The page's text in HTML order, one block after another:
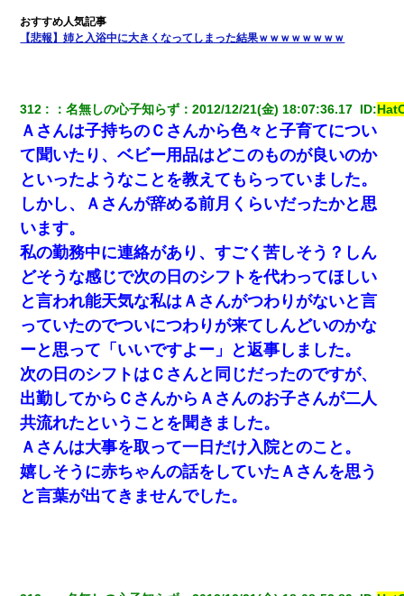
【悲報】姉と入浴中に大きくなってしまった結果ｗｗｗｗｗｗｗｗ
312 ：名無しの心子知らず ：2012/12/21(金) 18:07:36.17 ID:
Ａさんは子持ちのＣさんから色々と子育てについ
て聞いたり、ベビー用品はどこのものが良いのか
といったようなことを教えてもらっていました。
しかし、Ａさんが辞める前月くらいだったかと思
います。
私の勤務中に連絡があり、すごく苦しそう？しん
どそうな感じで次の日のシフトを代わってほしい
と言われ能天気な私はＡさんがつわりがないと言
っていたのでついにつわりが来てしんどいのかな
ーと思って「いいですよー」と返事しました。
次の日のシフトはＣさんと同じだったのですが、
出勤してからＣさんからＡさんのお子さんが二人
共流れたということを聞きました。
Ａさんは大事を取って一日だけ入院とのこと。
嬉しそうに赤ちゃんの話をしていたＡさんを思う
と言葉が出てきませんでした。